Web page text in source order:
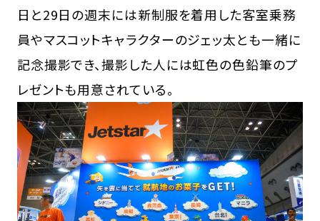
日と29日の週末には新制服を着用した客室乗務
員やマスコットキャラクターのジェッ太とも一緒に
記念撮影でき、撮影した人には虹色の色鉛筆のプ
レゼントも用意されている。